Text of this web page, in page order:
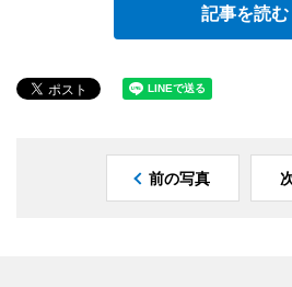
記事を読む
前の写真